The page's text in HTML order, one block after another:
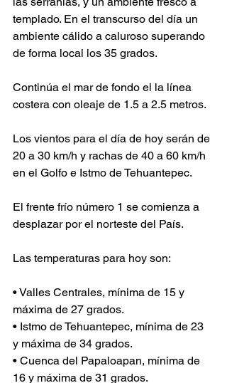
templado. En el transcurso del día un
ambiente cálido a caluroso superando
de forma local los 35 grados.
Continúa el mar de fondo el la línea
costera con oleaje de 1.5 a 2.5 metros.
Los vientos para el día de hoy serán de
20 a 30 km/h y rachas de 40 a 60 km/h
en el Golfo e Istmo de Tehuantepec.
El frente frío número 1 se comienza a
desplazar por el norteste del País.
Las temperaturas para hoy son:
• Valles Centrales, mínima de 15 y
máxima de 27 grados.
• Istmo de Tehuantepec, mínima de 23
y máxima de 34 grados.
• Cuenca del Papaloapan, mínima de
16 y máxima de 31 grados.